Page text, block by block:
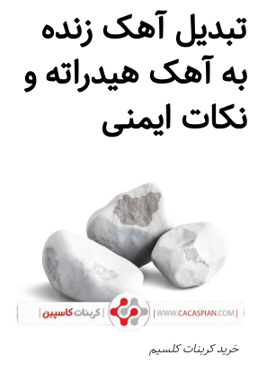
تبدیل آهک زنده
به آهک هیدراته و
نکات ایمنی
خرید کربنات کلسیم